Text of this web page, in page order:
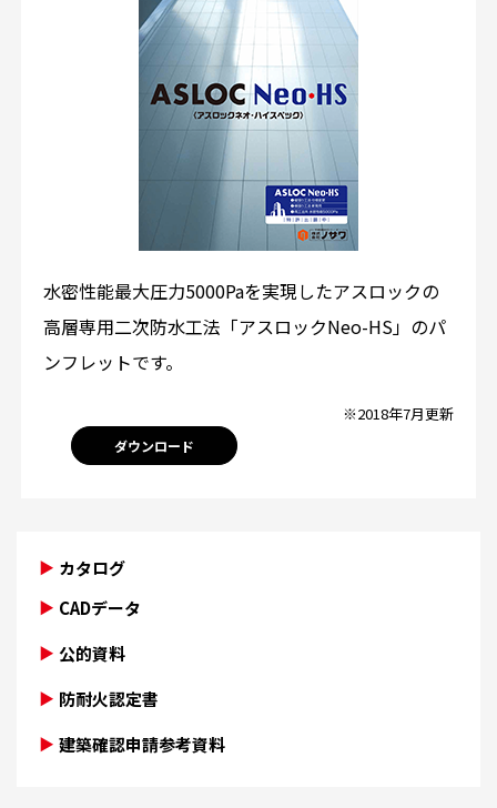
水密性能最大圧力5000Paを実現したアスロックの
高層専用二次防水工法「アスロックNeo-HS」のパ
ンフレットです。
※2018年7月更新
ダウンロード
カタログ
CADデータ
公的資料
防耐火認定書
建築確認申請参考資料